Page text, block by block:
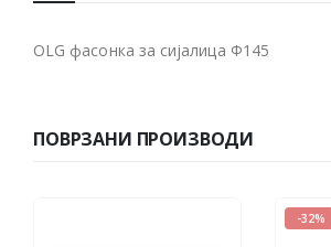
OLG фасонка за сијалица Ф145
ПОВРЗАНИ ПРОИЗВОДИ
-32%